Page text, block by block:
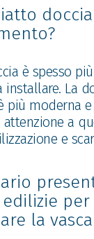
è spesso
installare. La
più moderna
a
e
per
la